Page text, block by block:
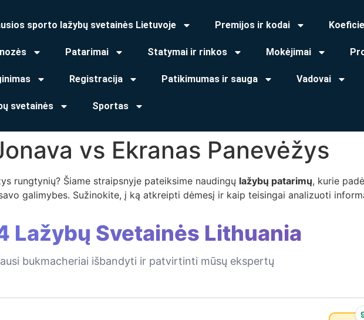
sporto lažybų svetainės Lietuvoje Premijos ir kodai
Patarimai Statymai ir rinkos Mokėjimai
Registracija Patikimumas ir sauga Vadovai
svetainės Sportas
vs Ekranas Panevėžys
rungtynių? Šiame straipsnyje pateiksime naudingų lažybų patarimų, kurie
galimybes. Sužinokite, į ką atkreipti dėmesį ir kaip teisingai analizuoti
Lažybų Svetainės Lithuania
bukmacheriai išbandyti ir patvirtinti mūsų ekspertų